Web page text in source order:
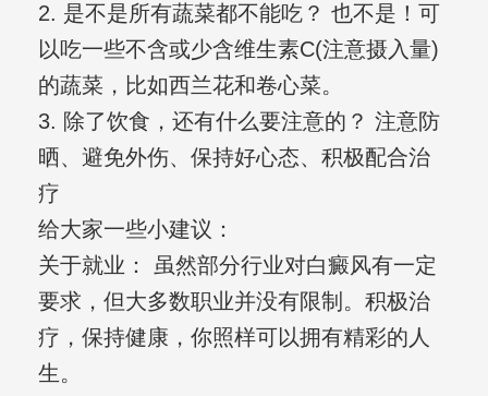
2. 是不是所有蔬菜都不能吃？ 也不是！可
以吃一些不含或少含维生素C(注意摄入量)
的蔬菜，比如西兰花和卷心菜。
3. 除了饮食，还有什么要注意的？ 注意防
晒、避免外伤、保持好心态、积极配合治
疗
给大家一些小建议：
关于就业： 虽然部分行业对白癜风有一定
要求，但大多数职业并没有限制。积极治
疗，保持健康，你照样可以拥有精彩的人
生。